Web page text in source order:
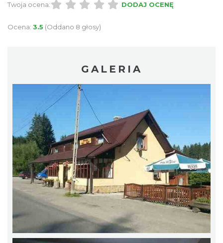
Twoja ocena: DODAJ OCENĘ
Ocena: 3.5 (Oddano 8 głosy)
GALERIA